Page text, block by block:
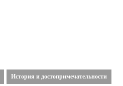
История и достопримечательности